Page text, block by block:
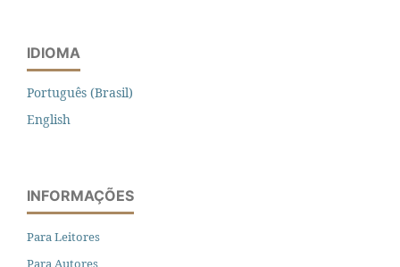
IDIOMA
Português (Brasil)
English
INFORMAÇÕES
Para Leitores
Para Autores